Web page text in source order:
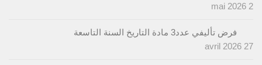
2 mai 2026
فرض تأليفي عدد3 مادة التاريخ السنة التاسعة
27 avril 2026